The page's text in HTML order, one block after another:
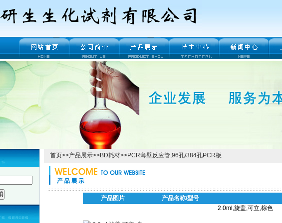
首页>>产品展示>>BD耗材>>PCR薄壁反应管,96孔/384孔PCR板
产品图片 产品名称/型号